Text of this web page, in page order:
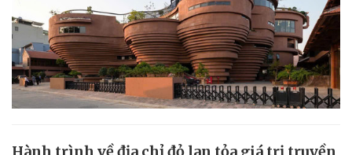
Hành trình về địa chỉ đỏ lan tỏa giá trị truyền